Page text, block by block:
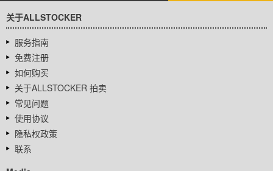
关于ALLSTOCKER
服务指南
免费注册
如何购买
关于ALLSTOCKER 拍卖
常见问题
使用协议
隐私权政策
联系